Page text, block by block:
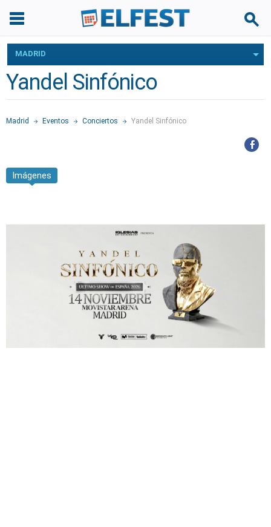
MADRID
Yandel Sinfónico
Madrid Eventos Conciertos Yandel Sinfónico
Imágenes